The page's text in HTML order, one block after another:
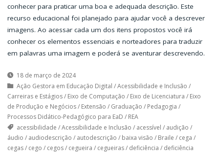
conhecer para praticar uma boa e adequada descrição. Este
recurso educacional foi planejado para ajudar você a descrever
imagens. Ao acessar cada um dos itens propostos você irá
conhecer os elementos essenciais e norteadores para traduzir
em palavras uma imagem e poderá se aventurar descrevendo.
18 de março de 2024
Ação Gestora em Educação Digital /Acessibilidade e Inclusão /
Carreiras e Estágios/ Eixo de Computação / Eixo de Licenciatura / Eixo
de Produção e Negócios/ Extensão / Graduação / Pedagogia /
Processos Didático-Pedagógico para EaD / REA
acessibilidade /Acessibilidade e Inclusão / acessível / audição /
áudio / audiodescrição / autodescrição / baixa visão / Braile / cega /
cegas/ cego / cegos/ cegueira / cegueiras/ deficiência / deficiência